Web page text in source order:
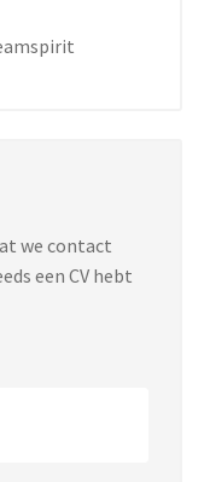
we contact
een CV hebt